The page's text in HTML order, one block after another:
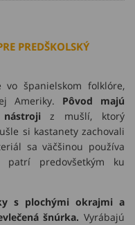
PREDŠKOLSKÝ
vo španielskom folklóre,
Ameriky. Pôvod majú
z mušlí, ktorý
si kastanety zachovali
sa väčšinou používa
patrí predovšetkým ku
s plochými okrajmi a
šnúrka. Vyrábajú